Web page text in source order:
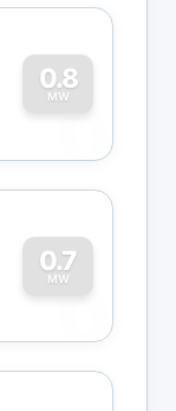
0.8
MW
0
0.7
MW
0